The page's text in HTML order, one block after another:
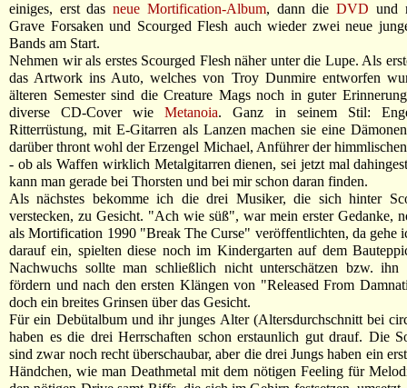
einiges, erst dasneue Mortification-Album, dann dieDVD und
Grave Forsaken und Scourged Flesh auch wieder zwei neue
Bands am Start.
Nehmen wir als erstes Scourged Flesh näher unter die Lupe. Als
das Artwork ins Auto, welches von Troy Dunmire entworfen
älteren Semester sind die Creature Mags noch in guter
diverse CD-Cover wieMetanoia. Ganz in seinem Stil:
Ritterrüstung, mit E-Gitarren als Lanzen machen sie eine
darüber thront wohl der Erzengel Michael, Anführer der
- ob als Waffen wirklich Metalgitarren dienen, sei jetzt mal
kann man gerade bei Thorsten und bei mir schon daran finden.
Als nächstes bekomme ich die drei Musiker, die sich hinter
verstecken, zu Gesicht. "Ach wie süß", war mein erster Gedanke,
als Mortification 1990 "Break The Curse" veröffentlichten, da gehe
darauf ein, spielten diese noch im Kindergarten auf dem
Nachwuchs sollte man schließlich nicht unterschätzen bzw. ihn
fördern und nach den ersten Klängen von "Released From
doch ein breites Grinsen über das Gesicht.
Für ein Debütalbum und ihr junges Alter (Altersdurchschnitt bei
haben es die drei Herrschaften schon erstaunlich gut drauf. Die
sind zwar noch recht überschaubar, aber die drei Jungs haben ein
Händchen, wie man Deathmetal mit dem nötigen Feeling für